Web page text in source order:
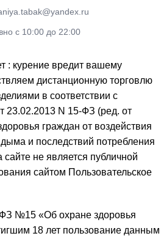
с 10:00 до 22:00
: курение вредит вашему
дистанционную торговлю
в соответствии с
23.02.2013 N 15-ФЗ (ред. от
граждан от воздействия
и последствий потребления
не является публичной
сайтом Пользовательское
ФЗ №15 «Об охране здоровья
18 лет пользование данным